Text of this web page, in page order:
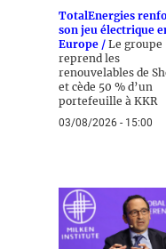
TotalEnergies
son jeu électrique
Europe / Le groupe
reprend les
renouvelables de
et cède 50 % d’un
portefeuille à KKR
03/08/2026 - 15:00